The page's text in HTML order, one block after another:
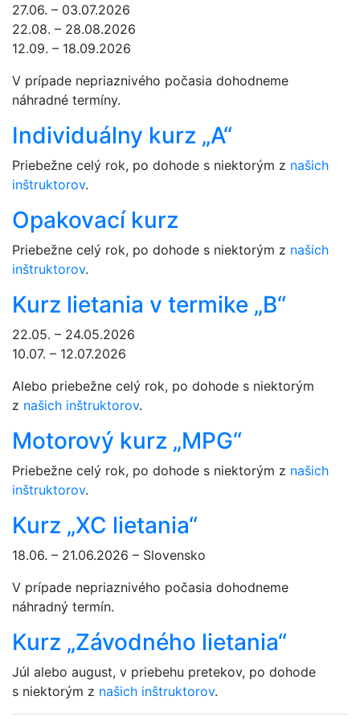
27.06. – 03.07.2026
22.08. – 28.08.2026
12.09. – 18.09.2026
V prípade nepriaznivého počasia dohodneme
náhradné termíny.
Individuálny kurz „A“
Priebežne celý rok, po dohode s niektorým z našich
inštruktorov.
Opakovací kurz
Priebežne celý rok, po dohode s niektorým z našich
inštruktorov.
Kurz lietania v termike „B“
22.05. – 24.05.2026
10.07. – 12.07.2026
Alebo priebežne celý rok, po dohode s niektorým
z našich inštruktorov.
Motorový kurz „MPG“
Priebežne celý rok, po dohode s niektorým z našich
inštruktorov.
Kurz „XC lietania“
18.06. – 21.06.2026 – Slovensko
V prípade nepriaznivého počasia dohodneme
náhradný termín.
Kurz „Závodného lietania“
Júl alebo august, v priebehu pretekov, po dohode
s niektorým z našich inštruktorov.